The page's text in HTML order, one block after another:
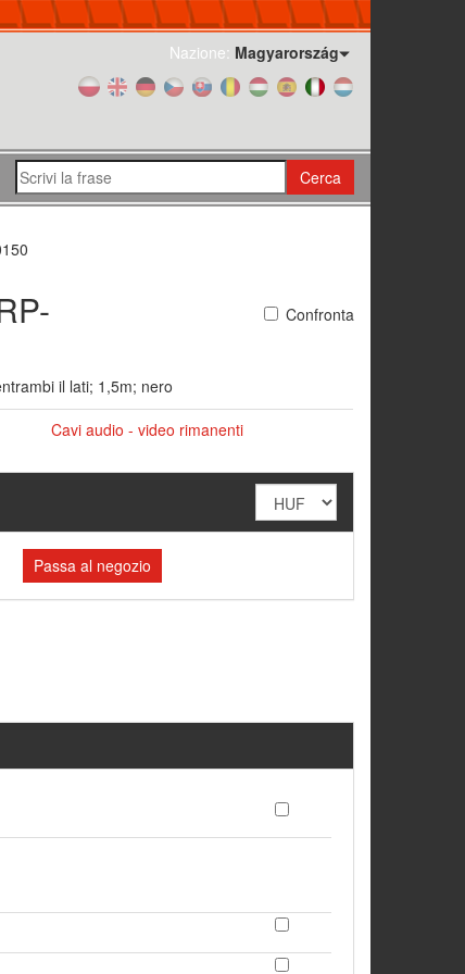
Nazione: Magyarország
Cerca
Confronta
il lati; 1,5m; nero
Cavi audio - video rimanenti
Passa al negozio